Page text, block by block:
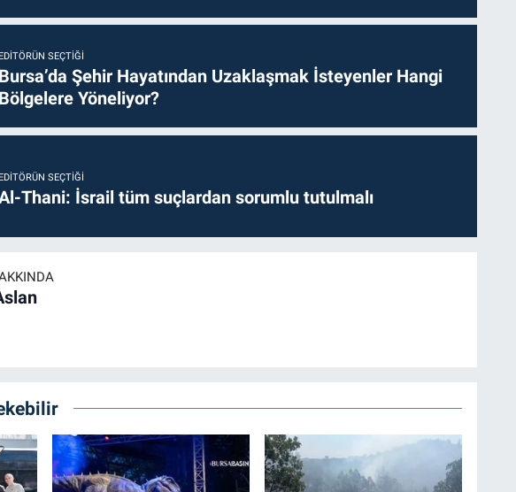
EDITÖRÜN SEÇTIĞI
Bursa’da Şehir Hayatından Uzaklaşmak İsteyenler Hangi
Bölgelere Yöneliyor?
EDITÖRÜN SEÇTIĞI
Thani: İsrail tüm suçlardan sorumlu tutulmalı